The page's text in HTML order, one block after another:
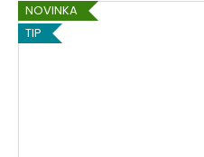
NOVINKA
TIP